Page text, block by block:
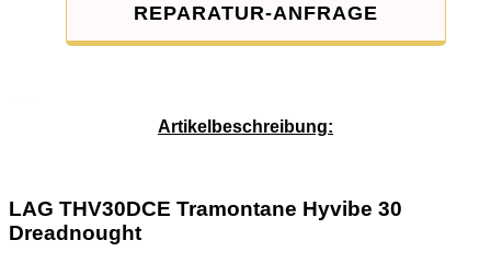
REPARATUR-ANFRAGE
Artikelbeschreibung:
LAG THV30DCE Tramontane Hyvibe 30
Dreadnought